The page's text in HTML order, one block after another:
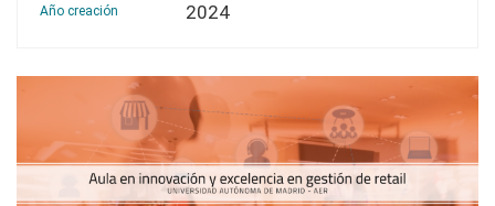
Año creación 2024